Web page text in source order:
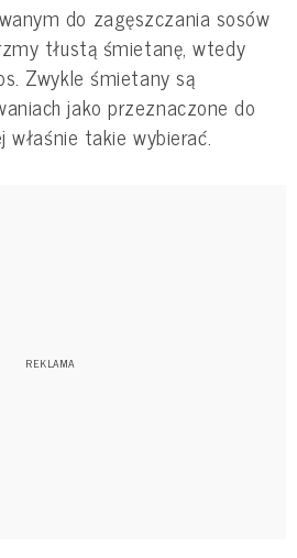
do zagęszczania sosów
tłustą śmietanę, wtedy
Zwykle śmietany są
jako przeznaczone do
właśnie takie wybierać.